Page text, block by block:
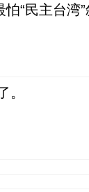
“民主台湾
。